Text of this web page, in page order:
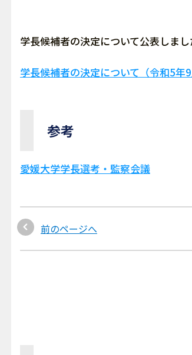
学長候補者の決定について公表しまし
学長候補者の決定について（令和5
参考
愛媛大学学長選考・監察会議
前のページへ